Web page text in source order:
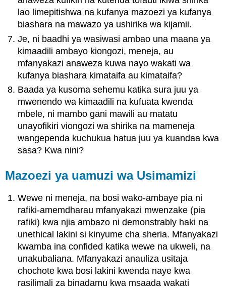
lao limepitishwa na kufanya mazoezi ya kufanya
biashara na mawazo ya ushirika wa kijamii.
Je, ni baadhi ya wasiwasi ambao una maana ya
kimaadili ambayo kiongozi, meneja, au
mfanyakazi anaweza kuwa nayo wakati wa
kufanya biashara kimataifa au kimataifa?
Baada ya kusoma sehemu katika sura juu ya
mwenendo wa kimaadili na kufuata kwenda
mbele, ni mambo gani mawili au matatu
unayofikiri viongozi wa shirika na mameneja
wangependa kuchukua hatua juu ya kuandaa kwa
sasa? Kwa nini?
Mazoezi ya uamuzi wa Usimamizi
Wewe ni meneja, na bosi wako-ambaye pia ni
rafiki-amemdharau mfanyakazi mwenzake (pia
rafiki) kwa njia ambazo ni demonstrably haki na
unethical lakini si kinyume cha sheria. Mfanyakazi
kwamba ina confided katika wewe na ukweli, na
unakubaliana. Mfanyakazi anauliza usitaja
chochote kwa bosi lakini kwenda naye kwa
rasilimali za binadamu kwa msaada wakati